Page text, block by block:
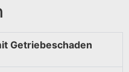
Getriebeschaden